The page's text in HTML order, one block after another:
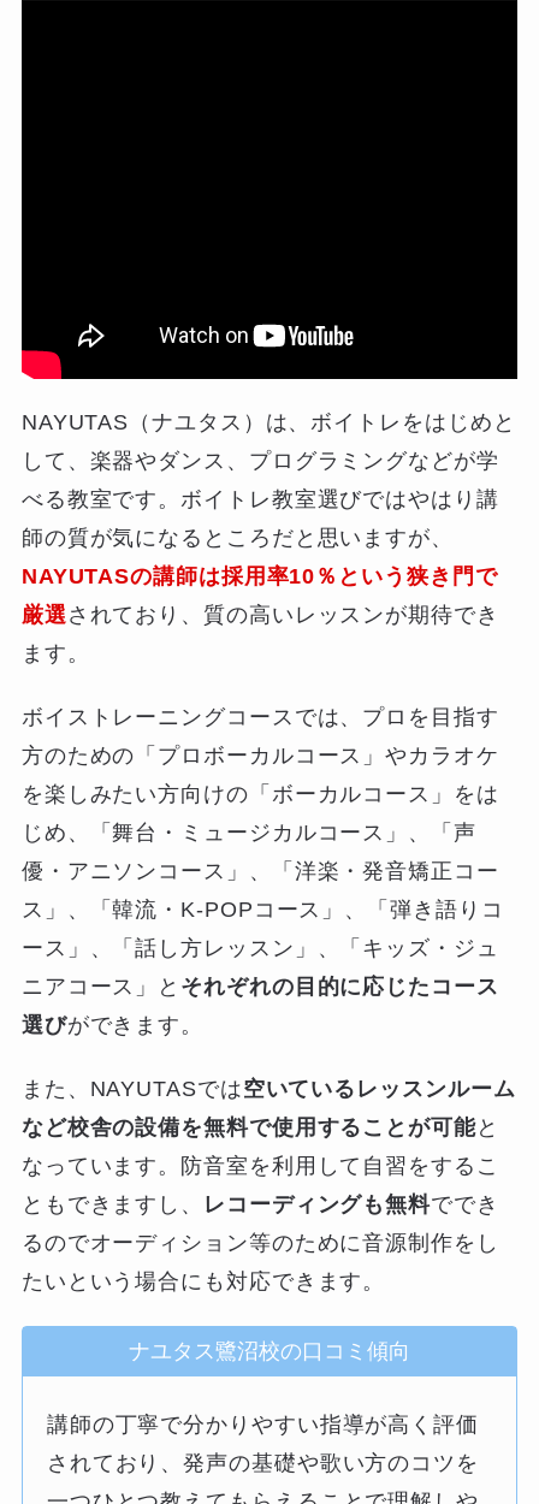
NAYUTAS（ナユタス）は、ボイトレをはじめと
して、楽器やダンス、プログラミングなどが学
べる教室です。ボイトレ教室選びではやはり講
師の質が気になるところだと思いますが、
NAYUTASの講師は採用率10％という狭き門で
厳選されており、質の高いレッスンが期待でき
ます。
ボイストレーニングコースでは、プロを目指す
方のための「プロボーカルコース」やカラオケ
を楽しみたい方向けの「ボーカルコース」をは
じめ、「舞台・ミュージカルコース」、「声
優・アニソンコース」、「洋楽・発音矯正コー
ス」、「韓流・K-POPコース」、「弾き語りコ
ース」、「話し方レッスン」、「キッズ・ジュ
ニアコース」と それぞれの目的に応じたコース
選びができます。
また、NAYUTASでは空いているレッスンルーム
など校舎の設備を無料で使用することが可能と
なっています。防音室を利用して自習をするこ
ともできますし、 レコーディングも無料ででき
るのでオーディション等のために音源制作をし
たいという場合にも対応できます。
ナユタス鷺沼校の口コミ傾向
講師の丁寧で分かりやすい指導が高く評価
されており、発声の基礎や歌い方のコツを